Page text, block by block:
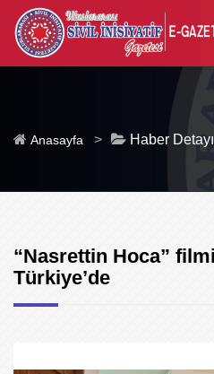
Anasayfa > Haber
“Nasrettin Hoca” filmi
Türkiye’de